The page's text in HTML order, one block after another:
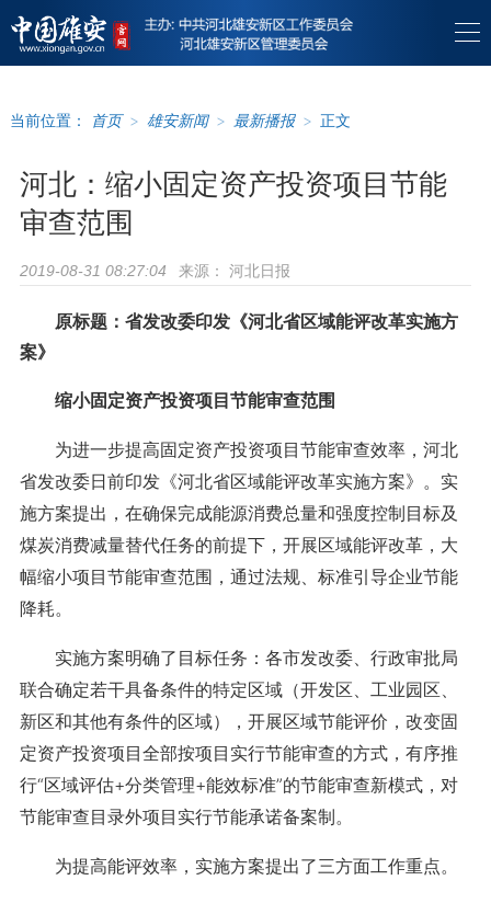
当前位置： 首页 > 雄安新闻 > 最新播报 > 正文
河北：缩小固定资产投资项目节能
审查范围
2019-08-31 08:27:04 来源： 河北日报
原标题：省发改委印发《河北省区域能评改革实施方
案》
缩小固定资产投资项目节能审查范围
为进一步提高固定资产投资项目节能审查效率，河北
省发改委日前印发《河北省区域能评改革实施方案》。实
施方案提出，在确保完成能源消费总量和强度控制目标及
煤炭消费减量替代任务的前提下，开展区域能评改革，大
幅缩小项目节能审查范围，通过法规、标准引导企业节能
降耗。
实施方案明确了目标任务：各市发改委、行政审批局
联合确定若干具备条件的特定区域（开发区、工业园区、
新区和其他有条件的区域），开展区域节能评价，改变固
定资产投资项目全部按项目实行节能审查的方式，有序推
行“区域评估+分类管理+能效标准”的节能审查新模式，对
节能审查目录外项目实行节能承诺备案制。
为提高能评效率，实施方案提出了三方面工作重点。